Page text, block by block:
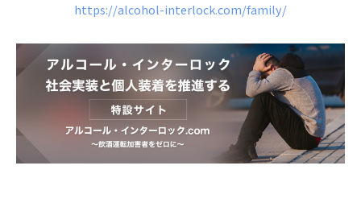
https://alcohol-interlock.com/family/